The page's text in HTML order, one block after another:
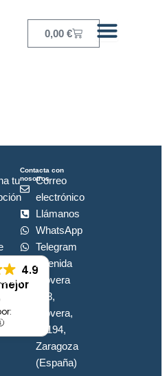
0,00€Carrito
4.9
tu
Contacta con
nosotrosCorreo
electrónico
Llámanos
WhatsApp
Telegram
Avenida
Movera
328,
Movera,
50194,
Zaragoza
(España)